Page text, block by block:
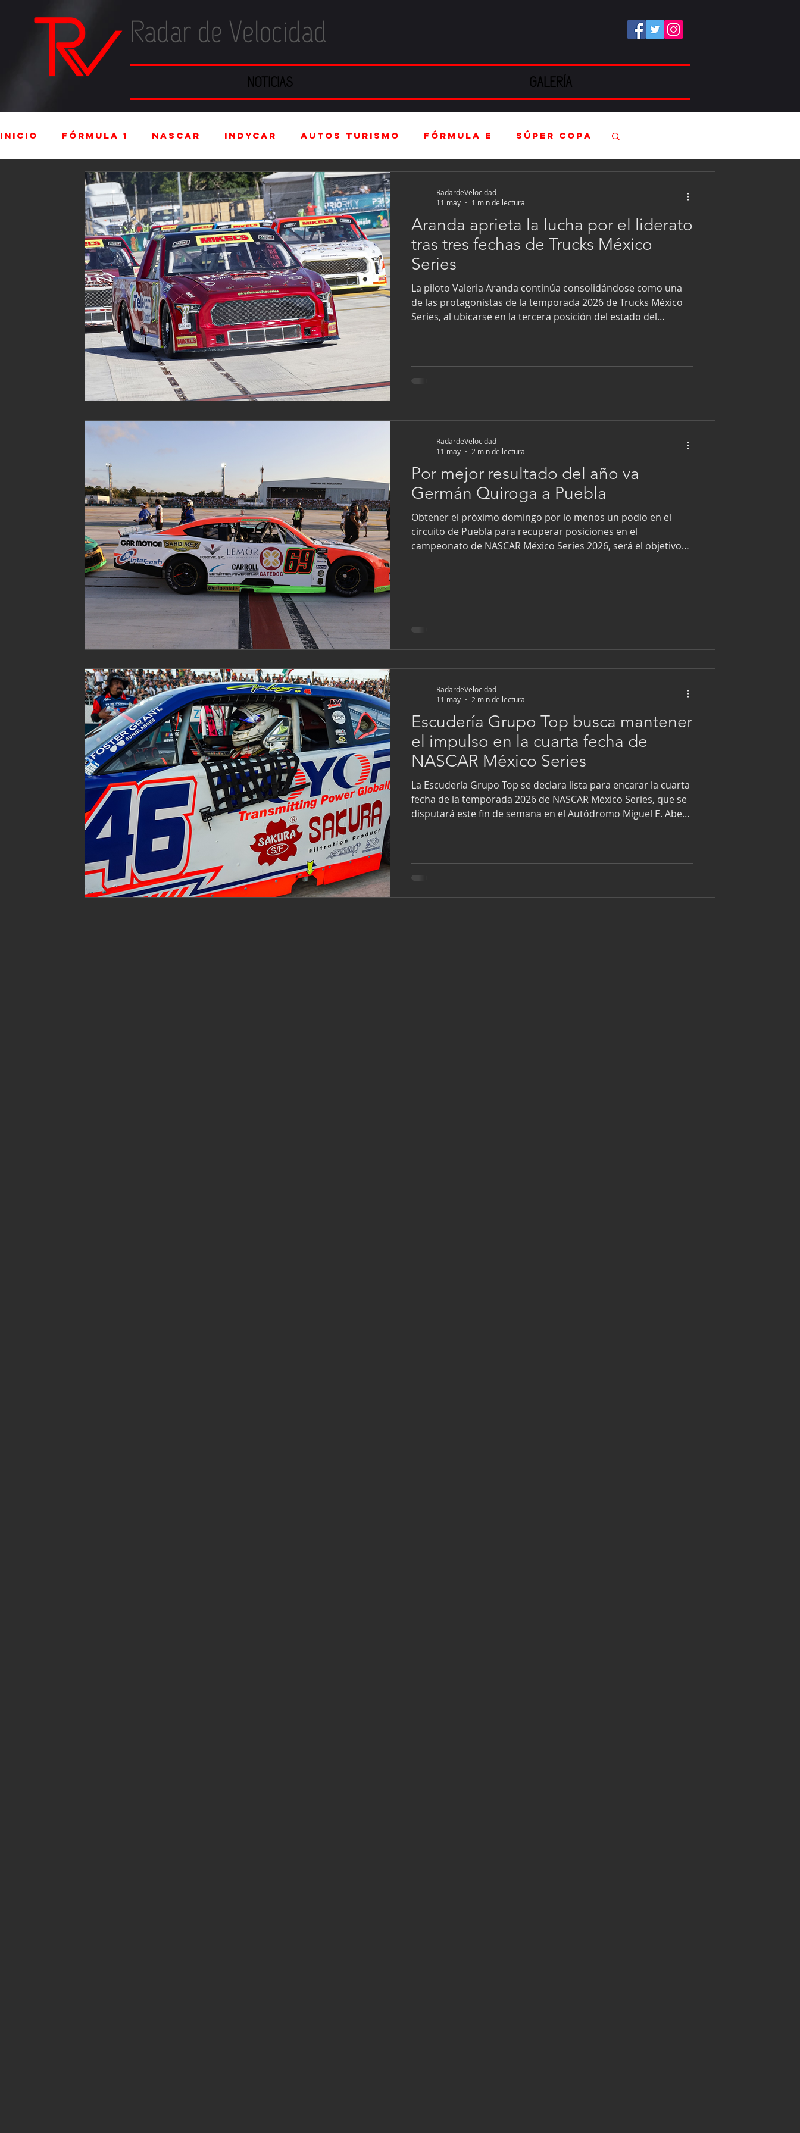
Radar de Velocidad
NOTICIAS GALERÍA
Inicio Fórmula 1 NASCAR IndyCar Autos Turismo Fórmula E Súper Copa
Industria Automotriz Fórmula 4 (F4) Mexicanos en el extranjero
FIA WEC Fórmula Ford Vintage Fórmula 3 Nauticopa FIA TCR
Fórmula 2 NASCAR México
Aranda aprieta la lucha por el liderato
tras tres fechas de Trucks México
Series
La piloto Valeria Aranda continúa consolidándose como una
de las protagonistas de la temporada 2026 de Trucks México
Series, al ubicarse en la tercera posición del estado del
calendario, resulta
RadardeVelocidad
11 may
1 min de lectura
Por mejor resultado del año va
Germán Quiroga a Puebla
Obtener el próximo domingo por lo menos un podio en el
circuito de Puebla para recuperar posiciones en el
campeonato de NASCAR México Series 2026, será el objetivo
KnotekDeMéxico-Intercash-Sardimex-Fortvix-Cendimex-
RadardeVelocidad
11 may
2 min de lectura
Escudería Grupo Top busca mantener
el impulso en la cuarta fecha de
NASCAR México Series
La Escudería Grupo Top se declara lista para encarar la cuarta
fecha de la temporada 2026 de NASCAR México Series, que se
disputará este fin de semana en el Autódromo Miguel E. Abed
RadardeVelocidad
11 may
2 min de lectura